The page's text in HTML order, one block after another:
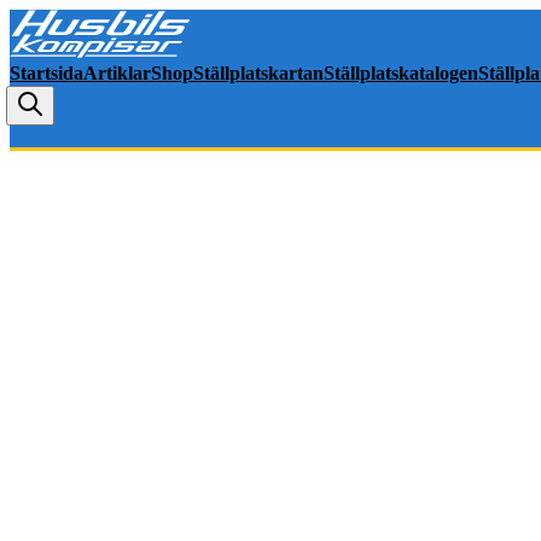
StartsidaArtiklarShopStällplatskartanStällplatskatalogen